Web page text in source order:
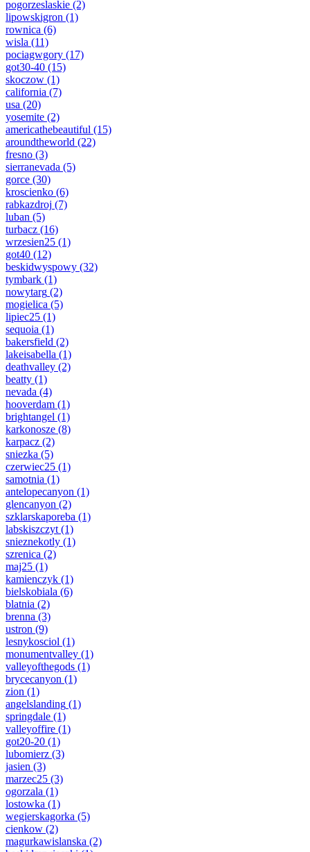
pogorzeslaskie (2)
lipowskigron (1)
rownica (6)
wisla (11)
pociagwgory (17)
got30-40 (15)
skoczow (1)
california (7)
usa (20)
yosemite (2)
americathebeautiful (15)
aroundtheworld (22)
fresno (3)
sierranevada (5)
gorce (30)
kroscienko (6)
rabkazdroj (7)
luban (5)
turbacz (16)
wrzesien25 (1)
got40 (12)
beskidwyspowy (32)
tymbark (1)
nowytarg (2)
mogielica (5)
lipiec25 (1)
sequoia (1)
bakersfield (2)
lakeisabella (1)
deathvalley (2)
beatty (1)
nevada (4)
hooverdam (1)
brightangel (1)
karkonosze (8)
karpacz (2)
sniezka (5)
czerwiec25 (1)
samotnia (1)
antelopecanyon (1)
glencanyon (2)
szklarskaporeba (1)
labskiszczyt(1)
snieznekotly (1)
szrenica (2)
maj25 (1)
kamienczyk (1)
bielskobiala (6)
blatnia (2)
brenna (3)
ustron (9)
lesnykosciol (1)
monumentvalley (1)
valleyofthegods (1)
brycecanyon (1)
zion (1)
angelslanding (1)
springdale (1)
valleyoffire (1)
got20-20 (1)
lubomierz (3)
jasien (3)
marzec25 (3)
ogorzala (1)
lostowka (1)
wegierskagorka (5)
cienkow (2)
magurkawislanska (2)